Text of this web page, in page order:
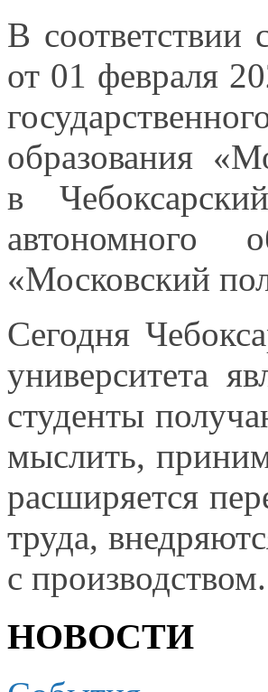
В соответствии
от 01 февраля
образования
в Чебоксарский
автономного
«Московский
Сегодня
университета
студенты
мыслить,
расширяется
труда,
с производством.
НОВОСТИ